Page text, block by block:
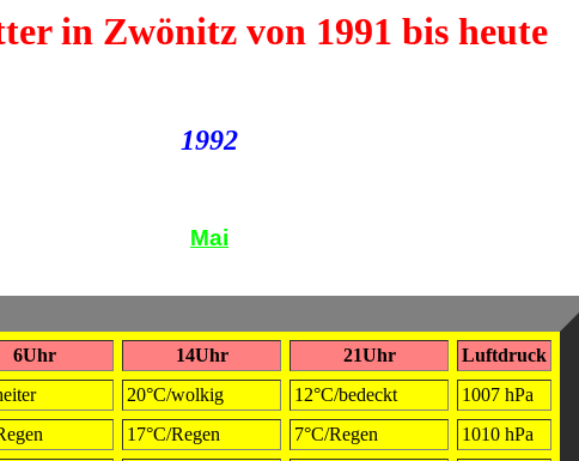
in Zwönitz von 1991 bis heute
1992
Mai
6Uhr 14Uhr 21Uhr
Luftdruck
20°C/wolkig 12°C/bedeckt
1007 hPa
17°C/Regen 7°C/Regen
1010 hPa